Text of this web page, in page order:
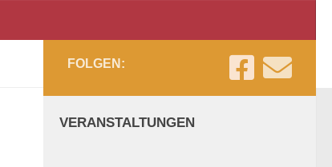
FOLGEN:
VERANSTALTUNGEN